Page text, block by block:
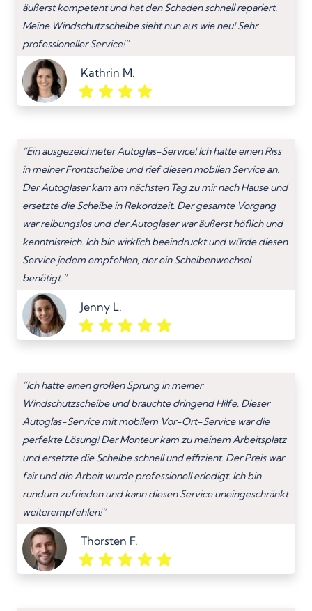
äußerst kompetent und hat den Schaden schnell repariert.
Meine Windschutzscheibe sieht nun aus wie neu! Sehr
professioneller Service!”
Kathrin M.
“Ein ausgezeichneter Autoglas-Service! Ich hatte einen Riss
in meiner Frontscheibe und rief diesen mobilen Service an.
Der Autoglaser kam am nächsten Tag zu mir nach Hause und
ersetzte die Scheibe in Rekordzeit. Der gesamte Vorgang
war reibungslos und der Autoglaser war äußerst höflich und
kenntnisreich. Ich bin wirklich beeindruckt und würde diesen
Service jedem empfehlen, der ein Scheibenwechsel
benötigt.”
Jenny L.
“Ich hatte einen großen Sprung in meiner
Windschutzscheibe und brauchte dringend Hilfe. Dieser
Autoglas-Service mit mobilem Vor-Ort-Service war die
perfekte Lösung! Der Monteur kam zu meinem Arbeitsplatz
und ersetzte die Scheibe schnell und effizient. Der Preis war
fair und die Arbeit wurde professionell erledigt. Ich bin
rundum zufrieden und kann diesen Service uneingeschränkt
weiterempfehlen!”
Thorsten F.